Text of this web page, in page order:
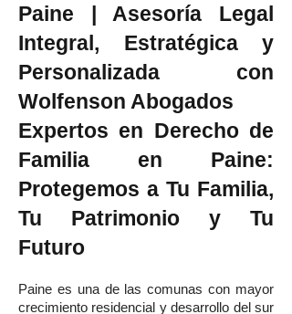
Paine | Asesoría Legal
Integral, Estratégica y
Personalizada con
Wolfenson Abogados
Expertos en Derecho de
Familia en Paine:
Protegemos a Tu Familia,
Tu Patrimonio y Tu
Futuro
Paine es una de las comunas con mayor
crecimiento residencial y desarrollo del sur